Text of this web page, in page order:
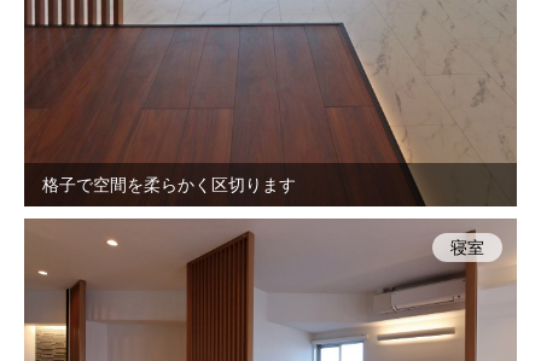
格子で空間を柔らかく区切ります
寝室